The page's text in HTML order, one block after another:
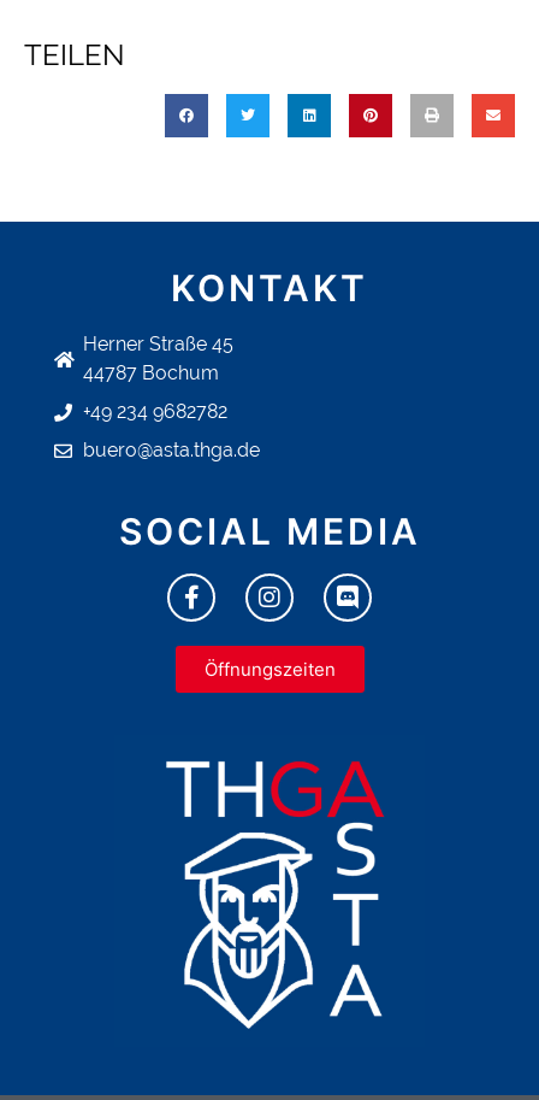
TEILEN
KONTAKT
Herner Straße 45
44787 Bochum
+49 234 9682782
buero@asta.thga.de
SOCIAL MEDIA
Öffnungszeiten